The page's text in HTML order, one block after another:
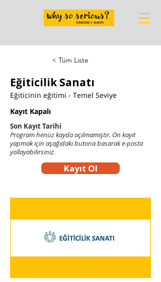
< Tüm Liste
Eğiticilik Sanatı
Eğiticinin eğitimi - Temel Seviye
Kayıt Kapalı
Son Kayıt Tarihi
Program henüz kayda açılmamıştır. Ön kayıt
yapmak için aşağıdaki butona basarak e-posta
yollayabilirsiniz.
Kayıt Ol